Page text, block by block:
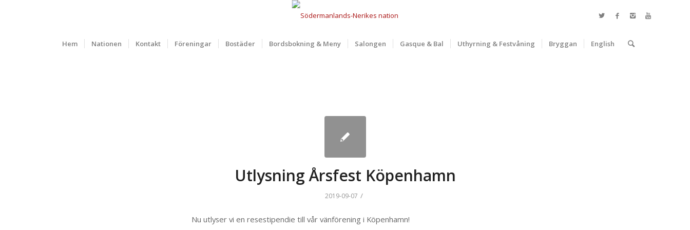
Hem Nationen Kontakt Föreningar Bostäder Bordsbokning & Meny Salongen Gasque & Bal Uthyrning & Festvåning Bryggan English
Utlysning Årsfest Köpenhamn
2019-09-07 /
Nu utlyser vi en resestipendie till vår vänförening i Köpenhamn!